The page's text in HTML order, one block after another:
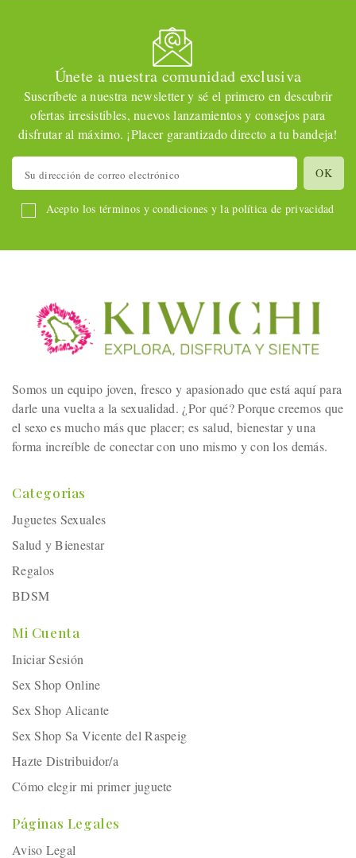
Únete a nuestra comunidad exclusiva
Suscríbete a nuestra newsletter y sé el primero en descubrir
ofertas irresistibles, nuevos lanzamientos y consejos para
disfrutar al máximo. ¡Placer garantizado directo a tu bandeja!
Acepto los términos y condiciones y la política de privacidad
Somos un equipo joven, fresco y apasionado que está aquí para
darle una vuelta a la sexualidad. ¿Por qué? Porque creemos que
el sexo es mucho más que placer; es salud, bienestar y una
forma increíble de conectar con uno mismo y con los demás.
Categorias
Juguetes Sexuales
Salud y Bienestar
Regalos
BDSM
Mi Cuenta
Iniciar Sesión
Sex Shop Online
Sex Shop Alicante
Sex Shop Sa Vicente del Raspeig
Hazte Distribuidor/a
Cómo elegir mi primer juguete
Páginas Legales
Aviso Legal